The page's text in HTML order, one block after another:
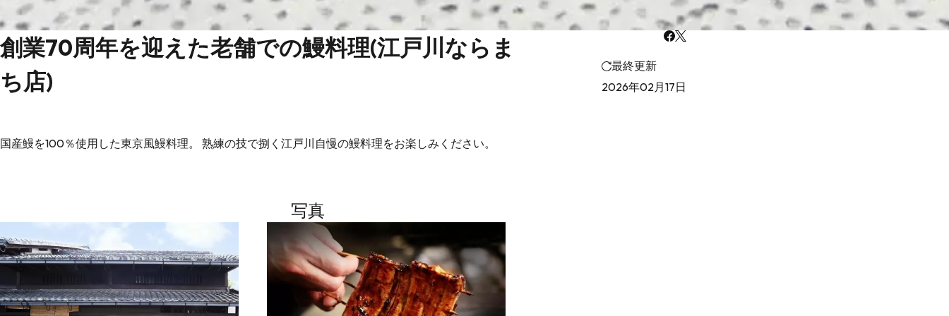
創業70周年を迎えた老舗での鰻料理(江戸川ならま
ち店)
最終更新
2026年02月17日
国産鰻を100％使用した東京風鰻料理。 熟練の技で捌く江戸川自慢の鰻料理をお楽しみください。
写真